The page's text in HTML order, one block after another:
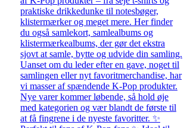
praktiske drikkedunke til notesbøger,
klistermærker og meget mere. Her finder
du også samlekort, samlealbums og
klistermærkealbums, der gør det ekstra
sjovt at samle, bytte og udvide din samling.
Uanset om du leder efter en gave, noget til
samlingen eller nyt favoritmerchandise, har
vi masser af spændende K-Pop produkter.
Nye varer kommer løbende, så hold øje
med kategorien og vær blandt de første til
at få fingrene i de nyeste favoritter. ✨